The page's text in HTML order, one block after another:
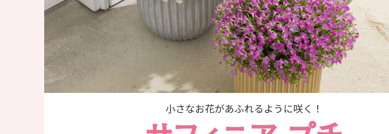
小さなお花があふれるように咲く！